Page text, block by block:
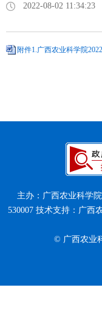
2022-08-02 11:34:23
附件1.广西农业科学院
主办：广西农业科学
530007 技术支持：广西
© 广西农业